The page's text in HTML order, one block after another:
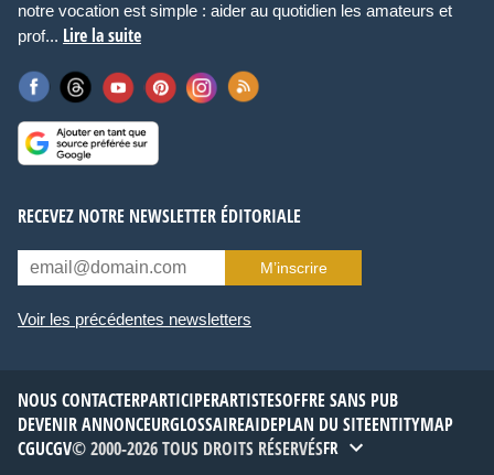
notre vocation est simple : aider au quotidien les amateurs et
prof... Lire la suite
RECEVEZ NOTRE NEWSLETTER ÉDITORIALE
M’inscrire
Voir les précédentes newsletters
NOUS CONTACTERPARTICIPERARTISTESOFFRE SANS PUB
DEVENIR ANNONCEURGLOSSAIREAIDEPLAN DU SITEENTITYMAP
CGUCGV© 2000-2026 TOUS DROITS RÉSERVÉSFR